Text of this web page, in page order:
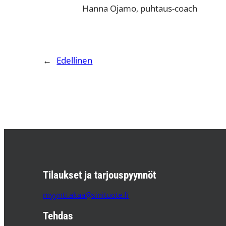
Hanna Ojamo, puhtaus-coach
← Edellinen
Tilaukset ja tarjouspyynnöt
myynti.akaa@sinituote.fi
Tehdas